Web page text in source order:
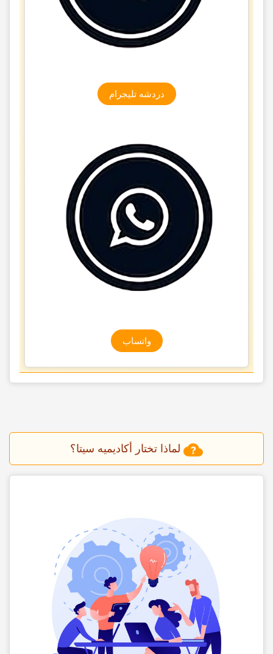
دردشه تلیجرام
واتساب
لماذا تختار أکادیمیه سیتا؟